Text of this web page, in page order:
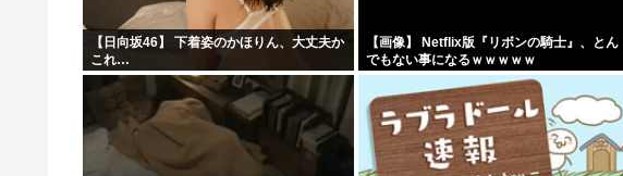
【日向坂46】 下着姿のかほりん、大丈夫か
これ…
【画像】 Netflix版『リボンの騎士』、とん
でもない事になるｗｗｗｗｗ